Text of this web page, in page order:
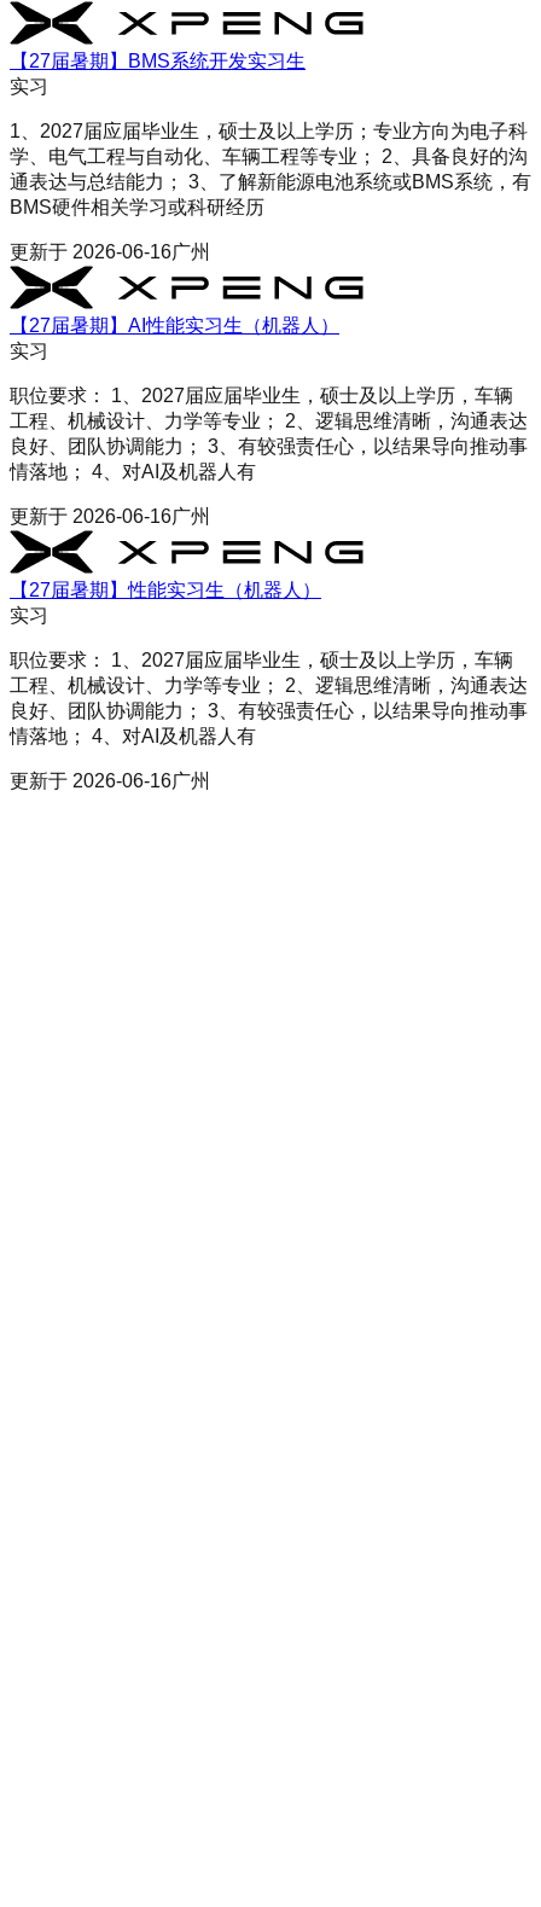
【27届暑期】BMS系统开发实习生
实习
1、2027届应届毕业生，硕士及以上学历；专业方向为电子科
学、电气工程与自动化、车辆工程等专业； 2、具备良好的沟
通表达与总结能力； 3、了解新能源电池系统或BMS系统，有
BMS硬件相关学习或科研经历
更新于 2026-06-16广州
【27届暑期】AI性能实习生（机器人）
实习
职位要求： 1、2027届应届毕业生，硕士及以上学历，车辆
工程、机械设计、力学等专业； 2、逻辑思维清晰，沟通表达
良好、团队协调能力； 3、有较强责任心，以结果导向推动事
情落地； 4、对AI及机器人有
更新于 2026-06-16广州
【27届暑期】性能实习生（机器人）
实习
职位要求： 1、2027届应届毕业生，硕士及以上学历，车辆
工程、机械设计、力学等专业； 2、逻辑思维清晰，沟通表达
良好、团队协调能力； 3、有较强责任心，以结果导向推动事
情落地； 4、对AI及机器人有
更新于 2026-06-16广州